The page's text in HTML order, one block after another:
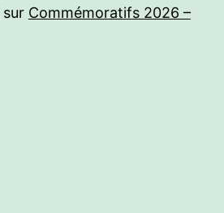
sur Commémoratifs 2026 –